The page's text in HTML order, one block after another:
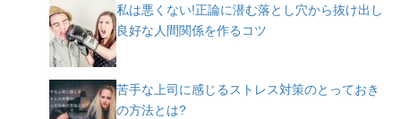
私は悪くない!正論に潜む落とし穴から抜け出し
良好な人間関係を作るコツ
苦手な上司に感じるストレス対策のとっておき
の方法とは?